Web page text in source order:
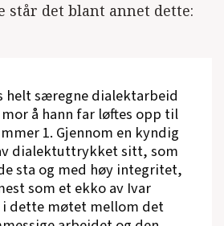
står det blant annet dette:
helt særegne dialektarbeid
å hann far løftes opp til
1. Gjennom en kyndig
dialektuttrykket sitt, som
sta og med høy integritet,
som et ekko av Ivar
i dette møtet mellom det